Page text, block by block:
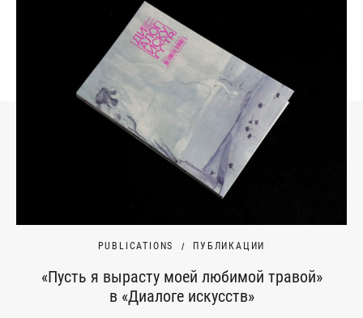
PUBLICATIONS ПУБЛИКАЦИИ
«Пусть я вырасту моей любимой травой»
в «Диалоге искусств»